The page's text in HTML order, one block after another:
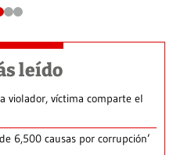
leído
violador, víctima comparte el
6,500 causas por corrupción’